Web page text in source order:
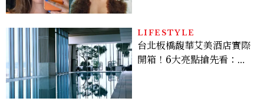
LIFESTYLE
台北板橋馥華艾美酒店實際
開箱！6大亮點搶先看：新